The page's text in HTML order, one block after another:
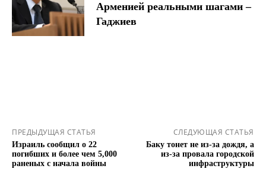
Арменией реальными шагами –
Гаджиев
ПРЕДЫДУЩАЯ СТАТЬЯ
Израиль сообщил о 22
погибших и более чем 5,000
раненых с начала войны
СЛЕДУЮЩАЯ СТАТЬЯ
Баку тонет не из-за дождя, а
из-за провала городской
инфраструктуры